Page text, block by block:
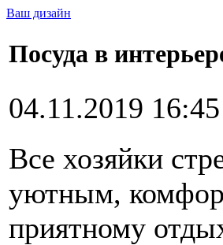
Ваш дизайн
Посуда в
04.11.2019 16:45
Все хозяйки
уютным,
приятному